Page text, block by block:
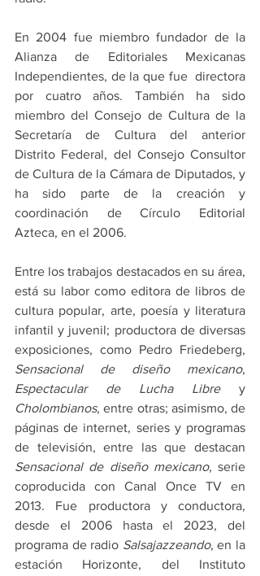
En 2004 fue miembro fundador de la
Alianza de Editoriales Mexicanas
Independientes, de la que fue  directora
por cuatro años. También ha sido
miembro del Consejo de Cultura de la
Secretaría de Cultura del anterior
Distrito Federal, del Consejo Consultor
de Cultura de la Cámara de Diputados, y
ha sido parte de la creación y
coordinación de Círculo Editorial
Azteca, en el 2006.
Entre los trabajos destacados en su área,
está su labor como editora de libros de
cultura popular, arte, poesía y literatura
infantil y juvenil; productora de diversas
Sensacional de diseño mexicano
Espectacular de Lucha Libre
Cholombianos, entre otras; asimismo, de
páginas de internet, series y programas
Sensacional de diseño mexicano, serie
coproducida con Canal Once TV en
2013. Fue productora y conductora,
desde el 2006 hasta el 2023, del
programa de radio Salsajazzeando, en la
estación Horizonte, del Instituto